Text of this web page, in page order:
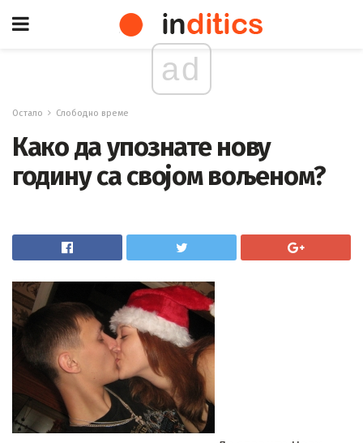
ad
Остало Слободно време
Како да упознате нову
годину са својом вољеном?